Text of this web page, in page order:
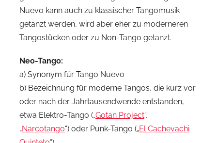
Nuevo kann auch zu klassischer Tangomusik
getanzt werden, wird aber eher zu moderneren
Tangostücken oder zu Non-Tango getanzt.
Neo-Tango:
a) Synonym für Tango Nuevo
b) Bezeichnung für moderne Tangos, die kurz vor
oder nach der Jahrtausendwende entstanden,
etwa Elektro-Tango („Gotan Project“,
„Narcotango“) oder Punk-Tango („El Cachevachi